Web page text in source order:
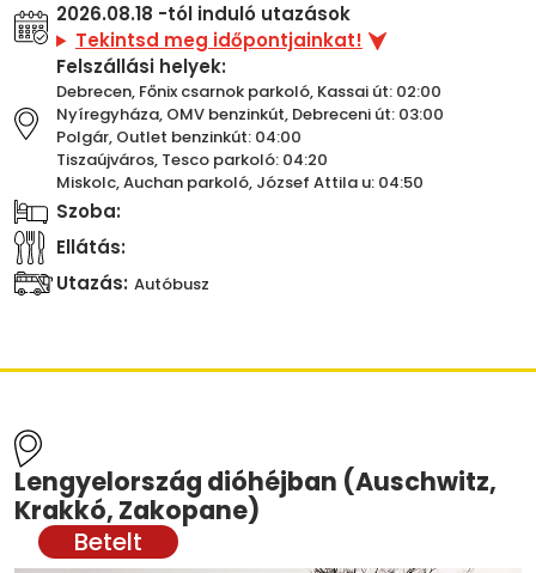
2026.08.18 -tól induló utazások
Tekintsd meg időpontjainkat!
Felszállási helyek:
Debrecen, Főnix csarnok parkoló, Kassai út: 02:00
Nyíregyháza, OMV benzinkút, Debreceni út: 03:00
Polgár, Outlet benzinkút: 04:00
Tiszaújváros, Tesco parkoló: 04:20
Miskolc, Auchan parkoló, József Attila u: 04:50
Szoba:
Ellátás:
Utazás: Autóbusz
Lengyelország dióhéjban (Auschwitz,
Krakkó, Zakopane)